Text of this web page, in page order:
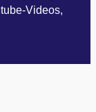
Videos,